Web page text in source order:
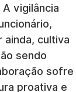
vigilância
ainda, cultiva
sendo
sofre
proativa e